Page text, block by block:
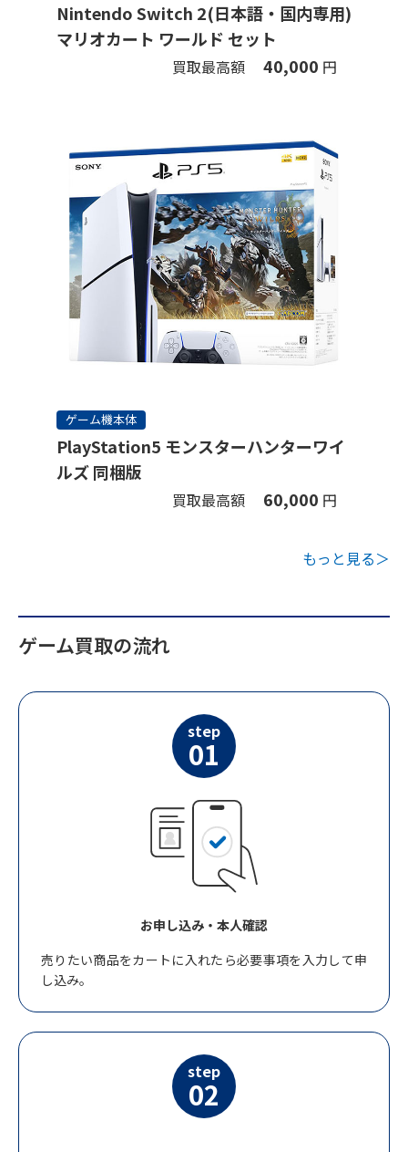
Nintendo Switch 2(日本語・国内専用)
マリオカート ワールド セット
買取最高額 40,000 円
ゲーム機本体
PlayStation5 モンスターハンターワイ
ルズ 同梱版
買取最高額 60,000 円
もっと見る＞
ゲーム買取の流れ
step
01
お申し込み・本人確認
売りたい商品をカートに入れたら必要事項を入力して申
し込み。
step
02